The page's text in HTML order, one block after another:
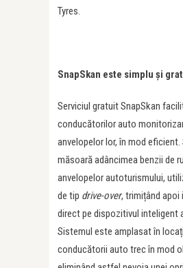
Tyres.
SnapSkan este simplu și
Serviciul gratuit SnapSkan
conducătorilor auto
anvelopelor lor, în mod eficient.
măsoară adâncimea benzii de
anvelopelor autoturismului,
de tip drive-over, trimițând apoi
direct pe dispozitivul inteligent
Sistemul este amplasat în
conducătorii auto trec în mod